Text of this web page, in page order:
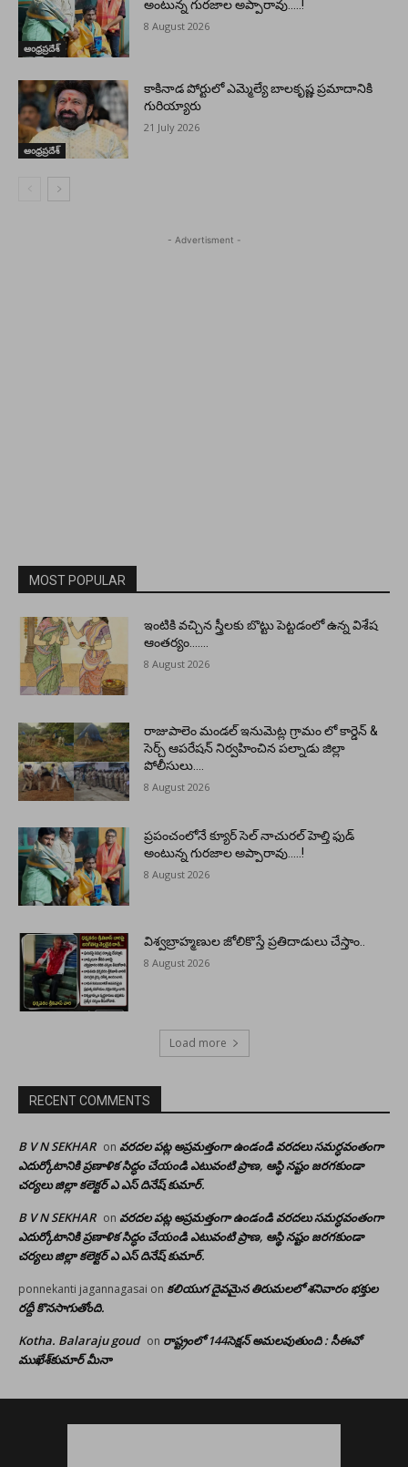
ఆంధ్రప్రదేశ్
అంటున్న గురజాల అప్పారావు…..!
8 August 2026
ఆంధ్రప్రదేశ్
కాకినాడ పోర్టులో ఎమ్మెల్యే బాలకృష్ణ ప్రమాదానికి
గురియ్యారు
21 July 2026
- Advertisment -
MOST POPULAR
ఇంటికి వచ్చిన స్త్రీలకు బొట్టు పెట్టడంలో ఉన్న విశేష
ఆంతర్యం…….
8 August 2026
రాజుపాలెం మండల్ ఇనుమెట్ల గ్రామం లో కార్డెన్ &
సెర్చ్ ఆపరేషన్ నిర్వహించిన పల్నాడు జిల్లా
పోలీసులు….
8 August 2026
ప్రపంచంలోనే క్యూర్ సెల్ నాచురల్ హెల్తి ఫుడ్
అంటున్న గురజాల అప్పారావు…..!
8 August 2026
విశ్వబ్రాహ్మణుల జోలికొస్తే ప్రతిదాడులు చేస్తాం..
8 August 2026
Load more
RECENT COMMENTS
B V N SEKHAR on వరదల పట్ల అప్రమత్తంగా ఉండండి వరదలు సమర్ధవంతంగా
ఎదుర్కోటానికి ప్రణాళిక సిద్ధం చేయండి ఎటువంటి ప్రాణ, ఆస్థి నష్టం జరగకుండా
చర్యలు జిల్లా కలెక్టర్ ఎ ఎస్ దినేష్ కుమార్.
B V N SEKHAR on వరదల పట్ల అప్రమత్తంగా ఉండండి వరదలు సమర్ధవంతంగా
ఎదుర్కోటానికి ప్రణాళిక సిద్ధం చేయండి ఎటువంటి ప్రాణ, ఆస్థి నష్టం జరగకుండా
చర్యలు జిల్లా కలెక్టర్ ఎ ఎస్ దినేష్ కుమార్.
ponnekanti jagannagasai on కలియుగ దైవమైన తిరుమలలో శనివారం భక్తుల
రద్దీ కొనసాగుతోంది.
Kotha. Balaraju goud on రాష్ట్రంలో 144సెక్షన్ అమలవుతుంది : సీఈవో
ముఖేశ్‌కుమార్‌ మీనా